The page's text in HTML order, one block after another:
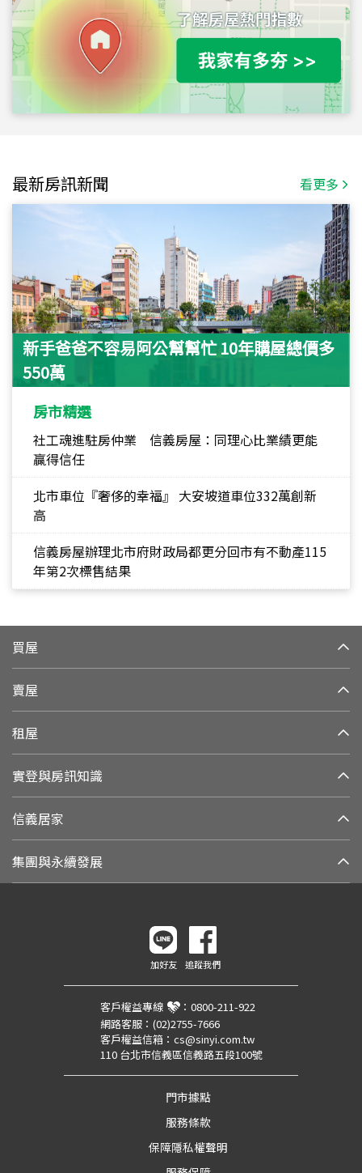
最新房訊新聞 看更多
新手爸爸不容易阿公幫幫忙 10年購屋總價多
550萬
房市精選
社工魂進駐房仲業 信義房屋：同理心比業績更能
贏得信任
北市車位『奢侈的幸福』 大安坡道車位332萬創新
高
信義房屋辦理北市府財政局都更分回市有不動產115
年第2次標售結果
買屋
賣屋
租屋
實登與房訊知識
信義居家
集團與永續發展
加好友 追蹤我們
客戶權益專線 ： 0800-211-922
網路客服： (02)2755-7666
客戶權益信箱： cs@sinyi.com.tw
110 台北市信義區信義路五段100號
門市據點
服務條款
保障隱私權聲明